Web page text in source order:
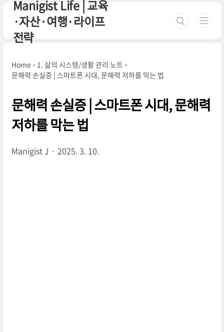
본문 바로가기
Manigist Life | 교육
·자산·여행·라이프
전략
Home
1. 삶의 시스템/생활 관리 노트
문해력 손실증 | 스마트폰 시대, 문해력 저하를 막는 법
문해력 손실증 | 스마트폰 시대, 문해력
저하를 막는 법
Manigist J 2025. 3. 10.